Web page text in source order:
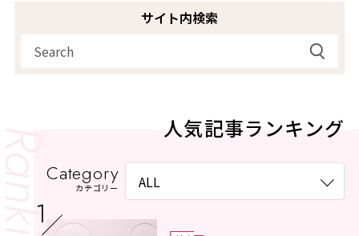
サイト内検索
人気記事ランキング
Category
カテゴリー